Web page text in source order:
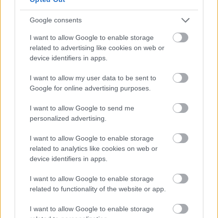
Google consents
I want to allow Google to enable storage
related to advertising like cookies on web or
device identifiers in apps.
I want to allow my user data to be sent to
Google for online advertising purposes.
I want to allow Google to send me
personalized advertising.
I want to allow Google to enable storage
related to analytics like cookies on web or
device identifiers in apps.
I want to allow Google to enable storage
related to functionality of the website or app.
I want to allow Google to enable storage
Ryantől, majd odaadja Janet Jacksonnak és
Tupacnak. A staféta átadása egyből a film elején
Lori Petty
smúzolnak szappanoperás beállításokban, mielőtt
kiderülne, hogy filmet nézünk a filmen belül egy
autós moziban valódi főhősünkkel, Justice-szel; a
film egy későbbi pontján Lucky azElfújta a szél
legendás zárómondatát idézi, a "damn "-t egy"fuck
ra cserélve. Az író-rendező megmutatja, hogyan
nézne ki a romantikus film (plusz a road movie)
zsánere fekete főszereplőkkel: egyrészt megtartja a
beállításokat, a kezdeti utálatból évődésen keresztül
románcba hajló dinamikát a két főhős között,
leköveti az ilyenkor elvárt paneleket. "Ugyan miért
bőrszíne?" - teszi fel a kérdést a film. De azzal a
kérdéssel is megtoldja, hogy miben lenne más egy
ilyen leosztás; például abban, hogy a bánatában a
tükör előtt Stevie Wondert hallgató Justice lakása